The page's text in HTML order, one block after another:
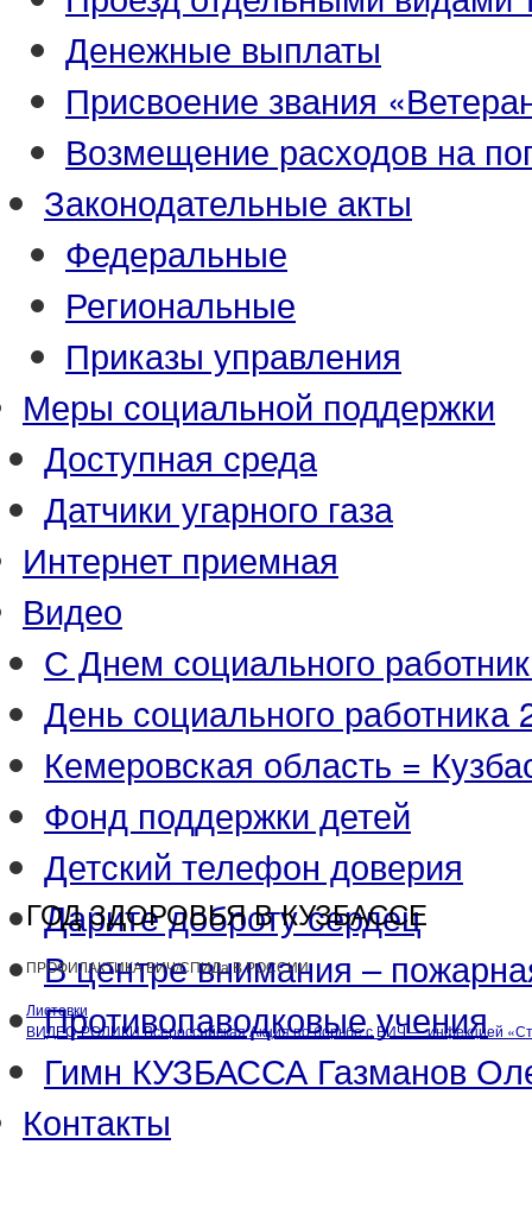
Денежные выплаты
Присвоение звания
Возмещение расходов на
Законодательные акты
Федеральные
Региональные
Приказы управления
Меры социальной поддержки
Доступная среда
Датчики угарного газа
Интернет приемная
Видео
С Днем социального
День социального работника
Кемеровская область =
Фонд поддержки детей
Детский телефон доверия
Дарите доброту сердец
В центре внимания –
Противопаводковые учения
Гимн КУЗБАССА Газманов
Контакты
ГОД ЗДОРОВЬЯ В КУЗБАССЕ
ПРОФИЛАКТИКА ВИЧ/СПИДа В РОССИИ
Листовки
ВИДЕО-РОЛИКИ Всероссийская Акция по борьбе с ВИЧ — инфекцией